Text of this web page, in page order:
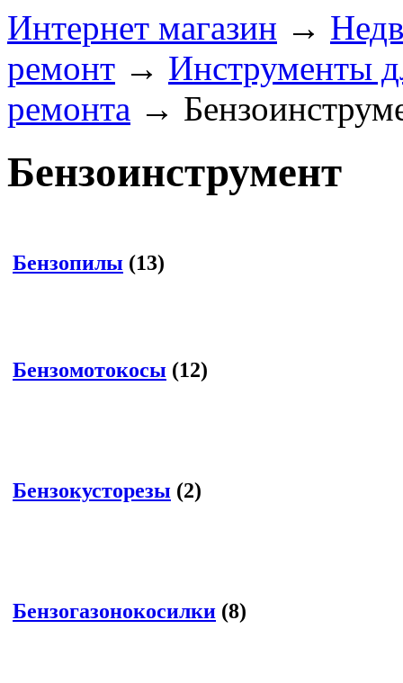
Интернет магазин →
ремонт → Инструменты
ремонта →
Бензоинструмент
Бензопилы (13)
Бензомотокосы (12)
Бензокусторезы (2)
Бензогазонокосилки (8)